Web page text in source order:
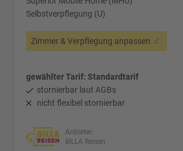
Selbstverpflegung (U)
Zimmer & Verpflegung anpassen
gewählter Tarif: Standardtarif
stornierbar laut AGBs
nicht flexibel stornierbar
Anbieter:
BILLA Reisen